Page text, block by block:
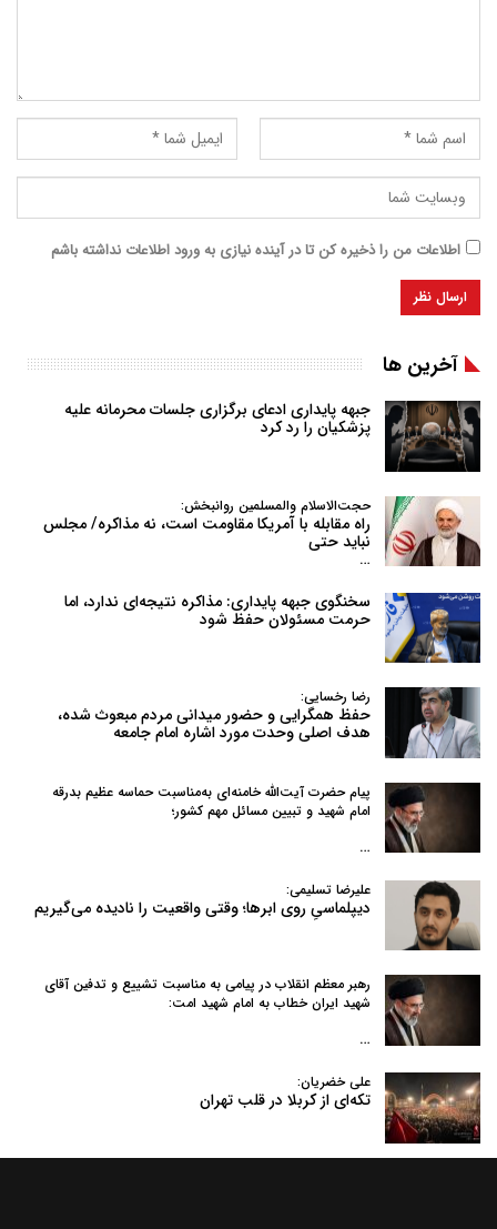
اطلاعات من را ذخیره کن تا در آینده نیازی به ورود اطلاعات نداشته باشم
آخرین ها
جبهه پایداری ادعای برگزاری جلسات محرمانه علیه
پزشکیان را رد کرد
حجت‌الاسلام والمسلمین روانبخش:
راه مقابله با آمریکا مقاومت است، نه مذاکره/ مجلس
نباید حتی
…
سخنگوی جبهه پایداری: مذاکره نتیجه‌ای ندارد، اما
حرمت مسئولان حفظ شود
رضا رخسایی:
حفظ همگرایی و حضور میدانی مردم مبعوث شده،
هدف اصلی وحدت مورد اشاره امام جامعه
پیام حضرت آیت‌الله خامنه‌ای به‌مناسبت حماسه عظیم بدرقه
امام شهید و تبیین مسائل مهم کشور؛
…
علیرضا تسلیمی:
دیپلماسیِ روی ابرها؛ وقتی واقعیت را نادیده می‌گیریم
رهبر معظم انقلاب در پیامی به‌ مناسبت تشییع و تدفین آقای
شهید ایران خطاب به امام شهید امت:
…
علی خضریان:
تکه‌ای از کربلا در قلب تهران